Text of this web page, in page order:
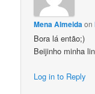
Mena Almeidaon
Bora lá então;)
Beijinho minha
Log in to Reply